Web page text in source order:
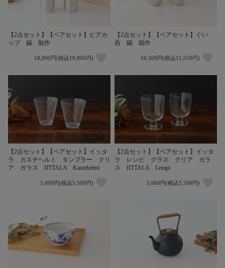
【2点セット】【ペアセット】ビアカ
ップ 錫 能作
18,000円(税込19,800円)
【2点セット】【ペアセット】ぐい
呑 錫 能作
10,500円(税込11,550円)
【2点セット】【ペアセット】イッタ
ラ カステヘルミ タンブラー クリ
ア ガラス IITTALA Kastehelmi
5,000円(税込5,500円)
【2点セット】【ペアセット】イッタ
ラ レンピ グラス クリア ガラ
ス IITTALA Lempi
5,000円(税込5,500円)